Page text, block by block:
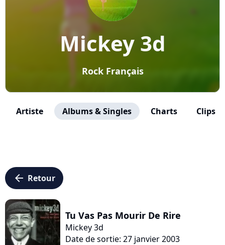
Mickey 3d
Rock Français
Artiste Albums & Singles Charts Clips
arrow_left Retour
Tu Vas Pas Mourir De Rire
Mickey 3d
Date de sortie: 27 janvier 2003